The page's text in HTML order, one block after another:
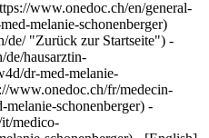
www.onedoc.ch/en/general-
melanie-schonenberger)
de/ "Zurück zur Startseite") -
hausarztin-
dr-med-melanie-
www.onedoc.ch/fr/medecin-
melanie-schonenberger) -
medico-